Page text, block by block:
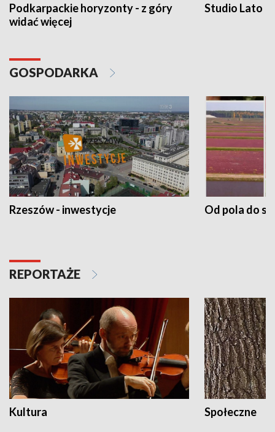
Podkarpackie horyzonty - z góry
widać więcej
Studio Lato
GOSPODARKA
Rzeszów - inwestycje Od pola do
REPORTAŻE
Kultura Społeczne